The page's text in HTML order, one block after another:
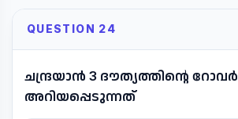
QUESTION 24
ചന്ദ്രയാൻ 3 ദൗത്യത്തിന്റെ റോവർ
അറിയപ്പെടുന്നത്